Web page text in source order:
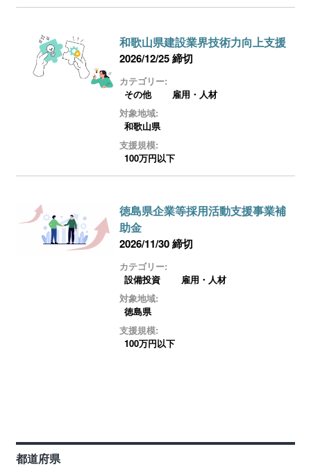
和歌山県建設業界技術力向上支援
2026/12/25 締切
カテゴリー:
その他
雇用・人材
対象地域:
和歌山県
支援規模:
100万円以下
徳島県企業等採用活動支援事業補
助金
2026/11/30 締切
カテゴリー:
設備投資
雇用・人材
対象地域:
徳島県
支援規模:
100万円以下
都道府県